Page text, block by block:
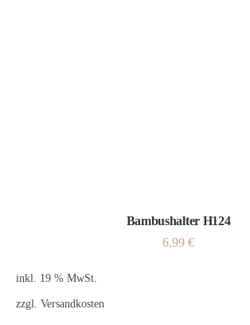
Bambushalter H124
6,99 €
inkl. 19 % MwSt.
zzgl. Versandkosten